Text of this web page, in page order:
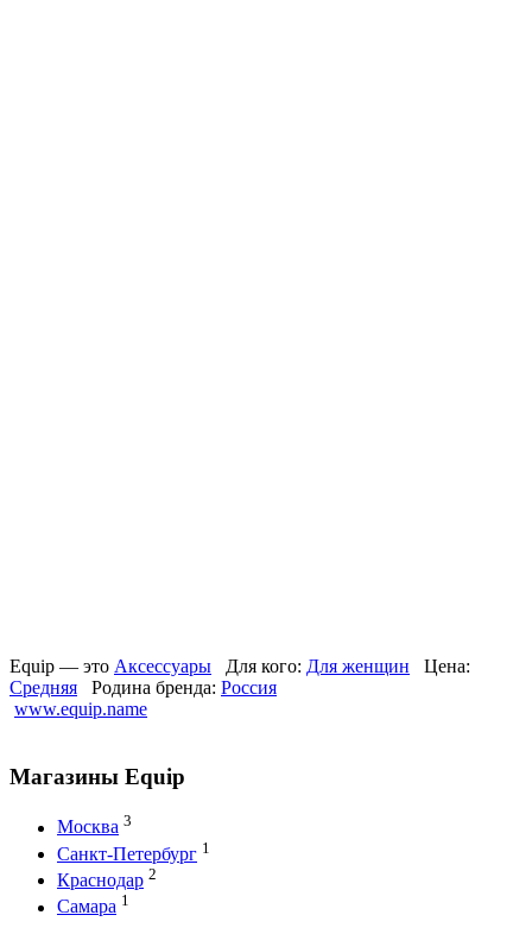
Equip — это Аксессуары Для кого: Для женщин Цена:
Средняя Родина бренда: Россия
www.equip.name
Магазины Equip
Москва 3
Санкт-Петербург 1
Краснодар 2
Самара 1